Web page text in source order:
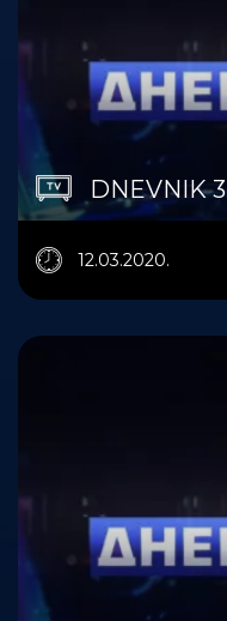
DNEVNIK 3
12.03.2020.